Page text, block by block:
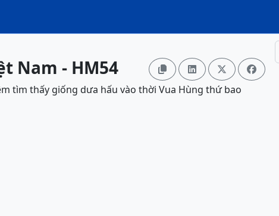
Nam - HM54    
tìm thấy giống dưa hấu vào thời Vua Hùng thứ bao